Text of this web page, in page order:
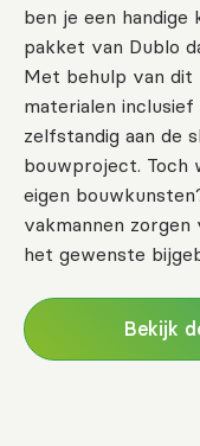
ben je een
pakket van Dublo
Met behulp van dit
materialen
zelfstandig aan de
bouwproject. Toch
eigen
vakmannen
het gewenste
Bekijk